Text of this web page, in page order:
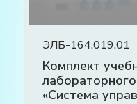
ЭЛБ-164.019.01
Комплект
«Система